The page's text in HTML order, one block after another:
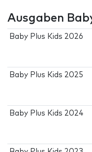
Ausgaben
Baby Plus Kids 2026
Baby Plus Kids 2025
Baby Plus Kids 2024